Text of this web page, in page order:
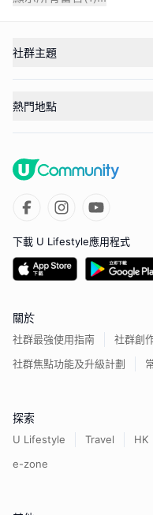
社群主題
熱門地點
下載 U Lifestyle應用程式
關於
社群最強使用指南
社群創
社群焦點功能及升級計劃
探索
U Lifestyle Travel HK
e-zone